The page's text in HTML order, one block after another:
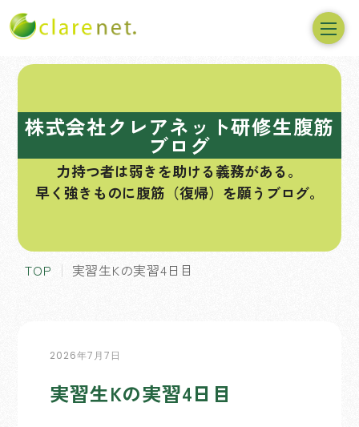
株式会社クレアネット研修生腹筋
ブログ
力持つ者は弱きを助ける義務がある。
早く強きものに腹筋（復帰）を願うブログ。
TOP 実習生Kの実習4日目
2026年7月7日
実習生Kの実習4日目